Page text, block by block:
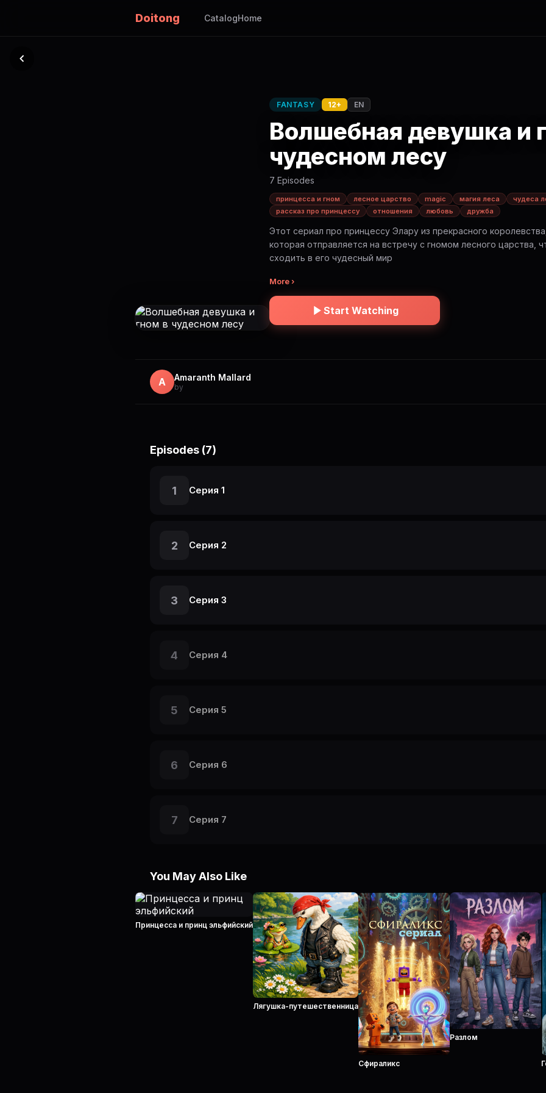
Doitong CatalogHome
FANTASY 12+ EN
Волшебная девушка и
чудесном лесу
7 Episodes
принцесса и гном лесное царство magic магия леса чудеса
рассказ про принцессу
отношения любовь дружба
Этот сериал про принцессу Элару из прекрасного королевства,
которая отправляется на встречу с гномом лесного царства,
сходить в его чудесный мир
More ›
Start Watching
A Amaranth Mallard
by
Episodes (7)
1 Серия 1
2 Серия 2
3 Серия 3
4 Серия 4
5 Серия 5
6 Серия 6
7 Серия 7
You May Also Like
Принцесса и принц эльфийский
Лягушка-путешественница
Сфираликс
Разлом